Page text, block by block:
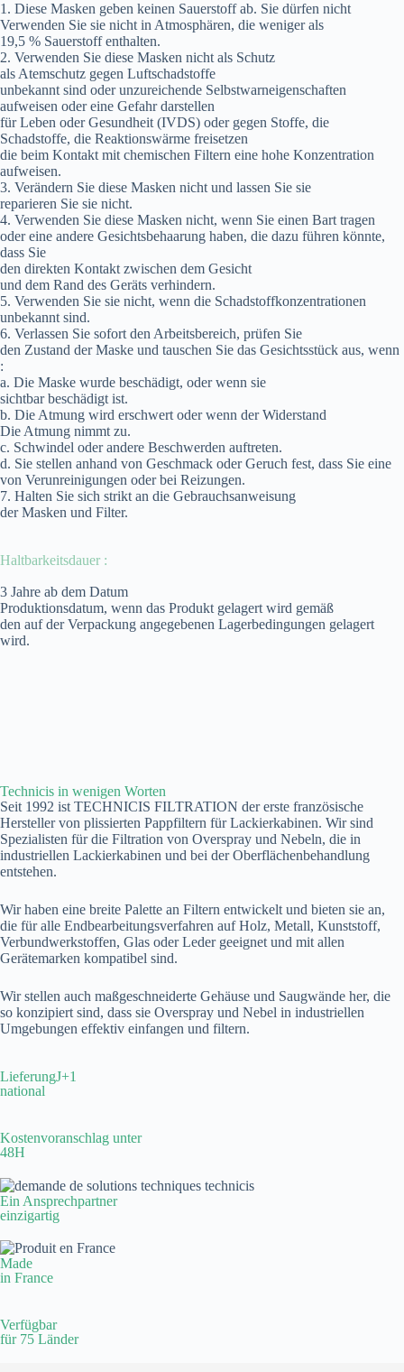
1. Diese Masken geben keinen Sauerstoff ab. Sie dürfen nicht
Verwenden Sie sie nicht in Atmosphären, die weniger als
19,5 % Sauerstoff enthalten.
2. Verwenden Sie diese Masken nicht als Schutz
als Atemschutz gegen Luftschadstoffe
unbekannt sind oder unzureichende Selbstwarneigenschaften
aufweisen oder eine Gefahr darstellen
für Leben oder Gesundheit (IVDS) oder gegen Stoffe, die
Schadstoffe, die Reaktionswärme freisetzen
die beim Kontakt mit chemischen Filtern eine hohe Konzentration
aufweisen.
3. Verändern Sie diese Masken nicht und lassen Sie sie
reparieren Sie sie nicht.
4. Verwenden Sie diese Masken nicht, wenn Sie einen Bart tragen
oder eine andere Gesichtsbehaarung haben, die dazu führen könnte,
dass Sie
den direkten Kontakt zwischen dem Gesicht
und dem Rand des Geräts verhindern.
5. Verwenden Sie sie nicht, wenn die Schadstoffkonzentrationen
unbekannt sind.
6. Verlassen Sie sofort den Arbeitsbereich, prüfen Sie
den Zustand der Maske und tauschen Sie das Gesichtsstück aus, wenn
:
a. Die Maske wurde beschädigt, oder wenn sie
sichtbar beschädigt ist.
b. Die Atmung wird erschwert oder wenn der Widerstand
Die Atmung nimmt zu.
c. Schwindel oder andere Beschwerden auftreten.
d. Sie stellen anhand von Geschmack oder Geruch fest, dass Sie eine
von Verunreinigungen oder bei Reizungen.
7. Halten Sie sich strikt an die Gebrauchsanweisung
der Masken und Filter.
Haltbarkeitsdauer :
3 Jahre ab dem Datum
Produktionsdatum, wenn das Produkt gelagert wird gemäß
den auf der Verpackung angegebenen Lagerbedingungen gelagert
wird.
Technicis in wenigen Worten
Seit 1992 ist TECHNICIS FILTRATION der erste französische
Hersteller von plissierten Pappfiltern für Lackierkabinen. Wir sind
Spezialisten für die Filtration von Overspray und Nebeln, die in
industriellen Lackierkabinen und bei der Oberflächenbehandlung
entstehen.
Wir haben eine breite Palette an Filtern entwickelt und bieten sie an,
die für alle Endbearbeitungsverfahren auf Holz, Metall, Kunststoff,
Verbundwerkstoffen, Glas oder Leder geeignet und mit allen
Gerätemarken kompatibel sind.
Wir stellen auch maßgeschneiderte Gehäuse und Saugwände her, die
so konzipiert sind, dass sie Overspray und Nebel in industriellen
Umgebungen effektiv einfangen und filtern.
LieferungJ+1
national
Kostenvoranschlag unter
48H
Ein Ansprechpartner
einzigartig
Made
in France
Verfügbar
für 75 Länder